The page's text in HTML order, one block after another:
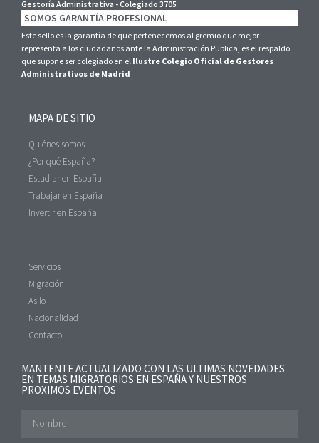
Gestoría Administrativa - Colegiado 3705
SOMOS GARANTÍA PROFESIONAL
Este sello es la garantía de que pertenecemos al gremio que mejor
representa a los ciudadanos ante la Administración Publica, es el respaldo
que supone ser colegiado en el Ilustre Colegio Oficial de Gestores
Administrativos de Madrid
MAPA DE SITIO
Quiénes somos
¿Por qué España?
Estudiar en España
Trabajar en España
Invertir en España
Servicios
Migración
Asilo
Nacionalidad
Contacto
MANTENTE ACTUALIZADO CON LAS ULTIMAS NOVEDADES
EN TEMAS MIGRATORIOS EN ESPAÑA Y NUESTROS
PROXIMOS EVENTOS